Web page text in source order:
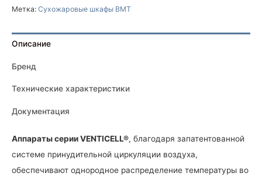
Метка: Сухожаровые шкафы BMT
Описание
Бренд
Технические характеристики
Документация
Аппараты серии VENTICELL®, благодаря запатентованной
системе принудительной циркуляции воздуха,
обеспечивают однородное распределение температуры во